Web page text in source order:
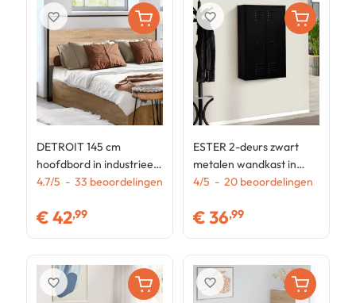
DETROIT 145 cm
hoofdbord in industrieel
hout en zwart metalen
muurbevestiging
4.7/5 - 33 beoordelingen
€42,99
favorite_border
favorite_border
ESTER 2-deurs zwart
metalen wandkast in
industrieel ontwerp
4/5 - 20 beoordelingen
€36,99
favorite_border
favorite_border